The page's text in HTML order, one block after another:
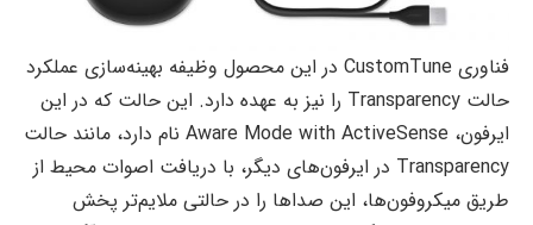
فناوری CustomTune در این محصول وظیفه بهینه‌سازی عملکرد
حالت Transparency را نیز به عهده دارد. این حالت که در این
ایرفون، Aware Mode with ActiveSense نام دارد، مانند حالت
Transparency در ایرفون‌های دیگر، با دریافت اصوات محیط از
طریق میکروفون‌ها، این صداها را در حالتی ملایم‌تر پخش